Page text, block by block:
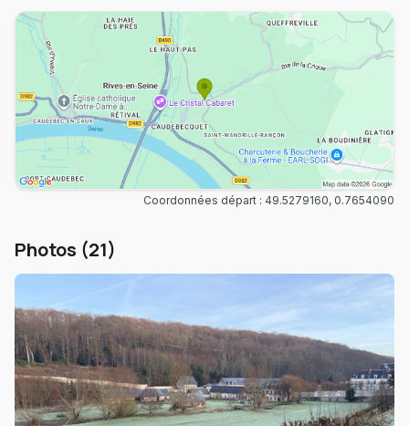
Coordonnées départ : 49.5279160, 0.7654090
Photos (21)